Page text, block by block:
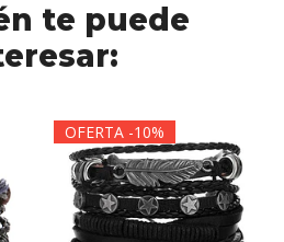
te puede
OFERTA -10%